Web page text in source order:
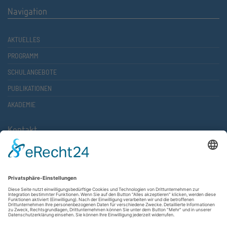
Navigation
AKTUELLES
PROGRAMM
SCHULANGEBOTE
PUBLIKATIONEN
AKADEMIE
Kontakt
Atlantische Akademie Rheinland-Pfalz e.V.
67657 Kaiserslautern
FON 0631 36610-0
FAX 0631 36610-15